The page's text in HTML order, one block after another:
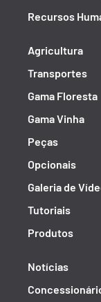
Recursos
Agricultura
Transportes
Gama Floresta
Gama Vinha
Peças
Opcionais
Galeria de
Tutoriais
Produtos
Notícias